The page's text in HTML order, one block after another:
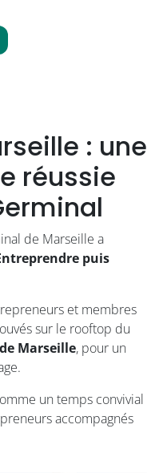
: une
réussie
de Marseille a
puis
et membres
sur le rooftop du
Marseille, pour un
un temps convivial
accompagnés